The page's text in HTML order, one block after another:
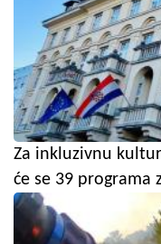
Za inkluzivnu
će se 39 programa